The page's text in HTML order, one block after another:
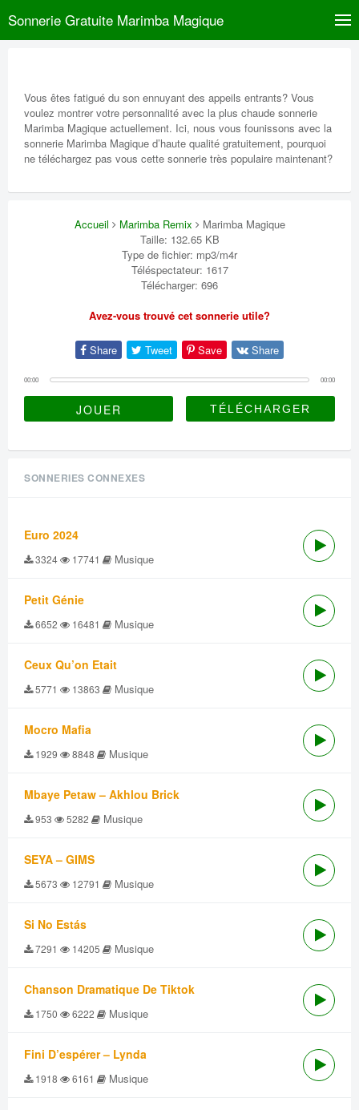
Sonnerie Gratuite Marimba Magique
Vous êtes fatigué du son ennuyant des appeils entrants? Vous
voulez montrer votre personnalité avec la plus chaude sonnerie
Marimba Magique actuellement. Ici, nous vous founissons avec la
sonnerie Marimba Magique d’haute qualité gratuitement, pourquoi
ne téléchargez pas vous cette sonnerie très populaire maintenant?
Accueil Marimba Remix
Marimba Magique
Taille: 132.65 KB
Type de fichier: mp3/m4r
Téléspectateur: 1617
Télécharger: 696
Avez-vous trouvé cet sonnerie utile?
Share Tweet Save Share
00:00 00:00
JOUER
SONNERIES CONNEXES
Euro 2024
3324 17741 Musique
Petit Génie
6652 16481 Musique
Ceux Qu’on Etait
5771 13863 Musique
Mocro Mafia
1929 8848 Musique
Mbaye Petaw – Akhlou Brick
953 5282 Musique
SEYA – GIMS
5673 12791 Musique
Si No Estás
7291 14205 Musique
Chanson Dramatique De Tiktok
1750 6222 Musique
Fini D’espérer – Lynda
1918 6161 Musique